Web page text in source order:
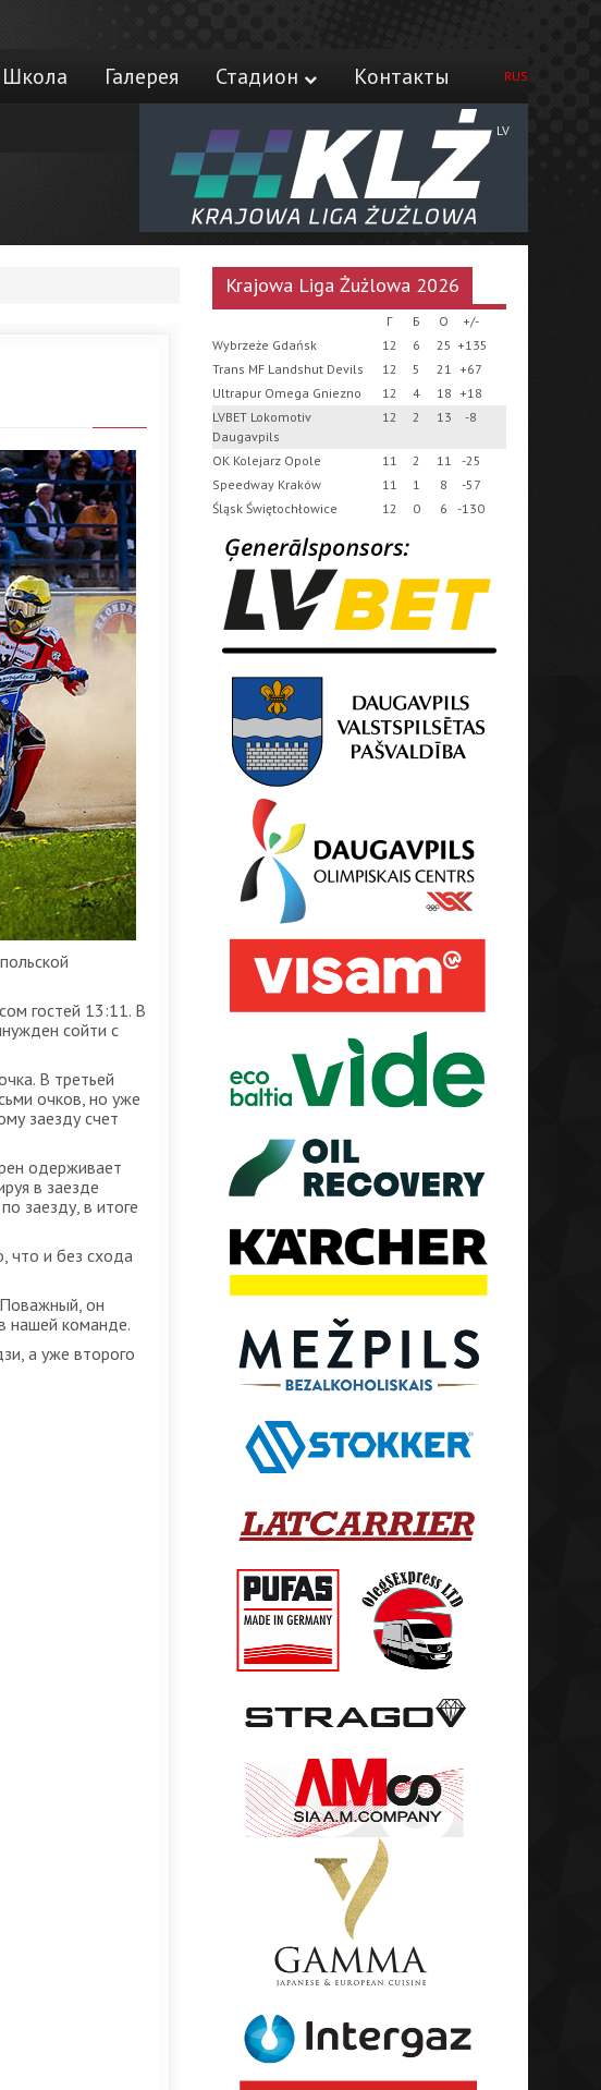
Школа Галерея Стадион Контакты RUS
LV
гостей 13:11. В
сойти с
В третьей
очков, но уже
заезду счет
одерживает
в заезде
заезду, в итоге
что и без схода
он
нашей команде.
а уже второго
Krajowa Liga Żużlowa 2026
Г Б О
+/-
Wybrzeże Gdańsk
12 6 25 +135
Trans MF Landshut Devils
12 5 21 +67
Ultrapur Omega Gniezno
12 4 18 +18
LVBET Lokomotiv
Daugavpils
12 2 13 -8
OK Kolejarz Opole 11 2 11
-25
Speedway Kraków
11 1 8
-57
Śląsk Świętochłowice
12 0 6 -130